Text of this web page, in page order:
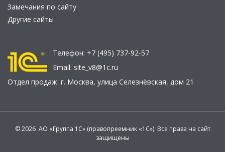
Замечания по сайту
Другие сайты
Телефон: +7 (495) 737-92-57
Email: site_v8@1c.ru
Отдел продаж: г. Москва, улица Селезнёвская, дом 21
© 2026 АО «Группа 1С» (правопреемник «1С»). Все права на сайт
защищены